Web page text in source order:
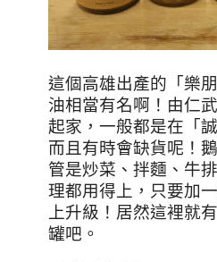
這個高雄出產的「樂朋
油相當有名啊！由仁
起家，一般都是在「
而且有時會缺貨呢！
管是炒菜、拌麵、牛
理都用得上，只要加
上升級！居然這裡就
罐吧。